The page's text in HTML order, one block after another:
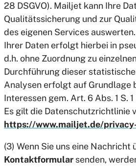
28 DSGVO). Mailjet kann Ihre
Qualitätssicherung und zur
des eigenen Services
Ihrer Daten erfolgt hierbei in
d.h. ohne Zuordnung zu
Durchführung dieser
Analysen erfolgt auf Grundlage
Interessen gem. Art. 6 Abs. 1 S.
Es gilt die Datenschutzrichtlinie
https://www.mailjet.de/
(3) Wenn Sie uns eine Nachricht
Kontaktformular senden,